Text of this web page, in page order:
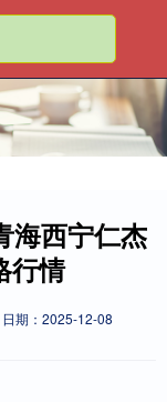
海西宁仁杰
行情
日期：2025-12-08